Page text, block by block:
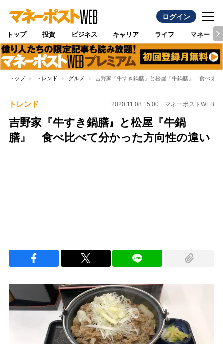
ログイン
トップ 投資 ビジネス キャリア ライフ マネー
トップ トレンド グルメ 吉野家『牛すき鍋膳』と松屋『牛鍋膳』 食べ比べ
トレンド 2020.11.08 15:00 マネーポストWEB
吉野家『牛すき鍋膳』と松屋『牛鍋
膳』 食べ比べて分かった方向性の違い